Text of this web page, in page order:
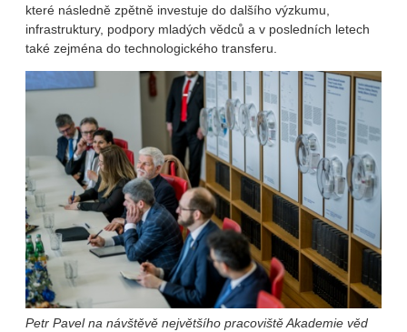
které následně zpětně investuje do dalšího výzkumu,
infrastruktury, podpory mladých vědců a v posledních letech
také zejména do technologického transferu.
Petr Pavel na návštěvě největšího pracoviště Akademie věd